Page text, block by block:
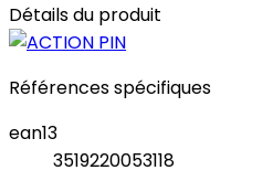
Détails du produit
Références spécifiques
ean13
3519220053118